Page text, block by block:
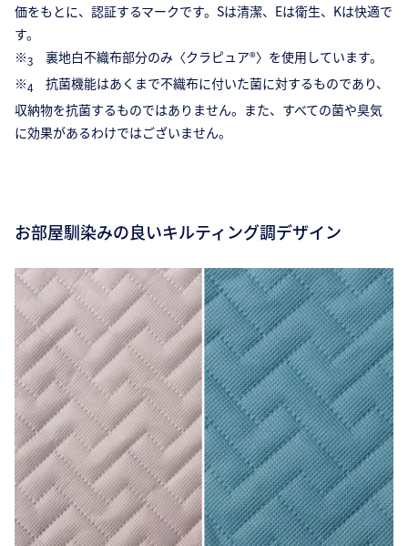
価をもとに、認証するマークです。Sは清潔、Eは衛生、Kは快適で
す。
※3 裏地白不織布部分のみ〈クラピュア®〉を使用しています。
※4 抗菌機能はあくまで不織布に付いた菌に対するものであり、
収納物を抗菌するものではありません。また、すべての菌や臭気
に効果があるわけではございません。
お部屋馴染みの良いキルティング調デザイン